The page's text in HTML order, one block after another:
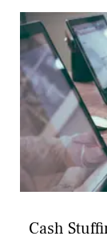
Cash